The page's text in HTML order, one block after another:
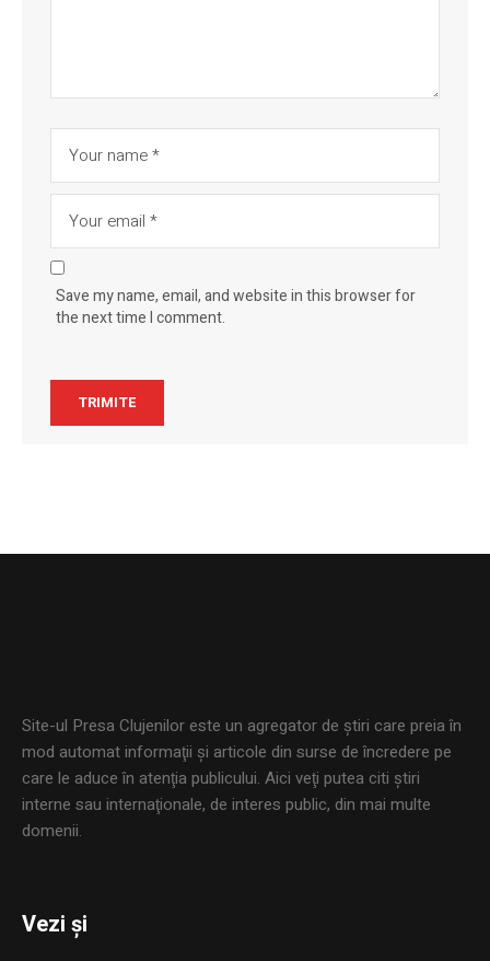
Save my name, email, and website in this browser for
the next time I comment.
Site-ul Presa Clujenilor este un agregator de ştiri care preia în
mod automat informaţii şi articole din surse de încredere pe
care le aduce în atenţia publicului. Aici veţi putea citi ştiri
interne sau internaţionale, de interes public, din mai multe
domenii.
Vezi și